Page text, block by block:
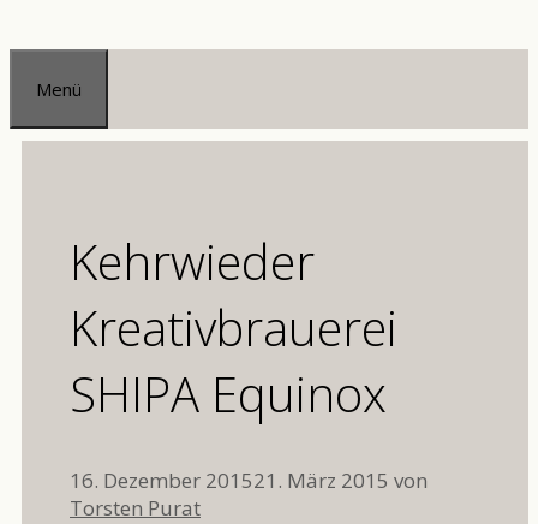
Zum
Inhalt
springen
Menü
Kehrwieder
Kreativbrauerei
SHIPA Equinox
16. Dezember 201521. März 2015 von
Torsten Purat